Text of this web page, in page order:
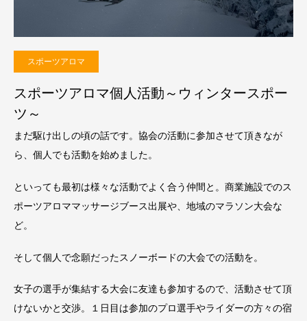
スポーツアロマ
スポーツアロマ個人活動～ウィンタースポー
ツ～
まだ駆け出しの頃の話です。協会の活動に参加させて頂きなが
ら、個人でも活動を始めました。
といっても最初は様々な活動でよく合う仲間と。商業施設でのス
ポーツアロママッサージブース出展や、地域のマラソン大会な
ど。
そして個人で念願だったスノーボードの大会での活動を。
女子の選手が集結する大会に友達も参加するので、活動させて頂
けないかと交渉。１日目は参加のプロ選手やライダーの方々の宿